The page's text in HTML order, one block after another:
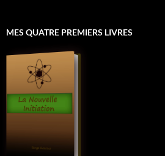
MES QUATRE PREMIERS LIVRES